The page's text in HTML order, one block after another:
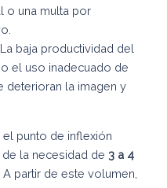
o una multa por
La baja productividad del
el uso inadecuado de
deterioran la imagen y
el punto de inflexión
la necesidad de 3 a 4
. A partir de este volumen,